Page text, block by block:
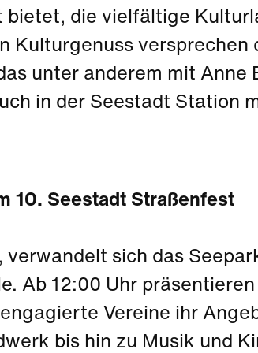
bietet, die vielfältige
Kulturgenuss versprechen
unter anderem mit Anne
in der Seestadt Station
10. Seestadt Straßenfest
sich das
Ab 12:00 Uhr
Vereine ihr
bis hin zu Musik und